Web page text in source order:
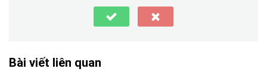
Bài viết liên quan